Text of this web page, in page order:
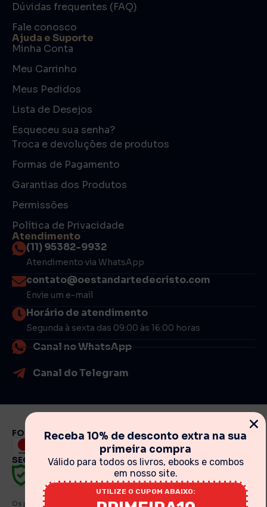
Dúvidas frequentes (FAQ)
Fale conosco
Ajuda e Suporte
Minha Conta
Meu Carrinho
Meus Pedidos
Lista de Desejos
Esqueceu sua senha?
Troca e devoluções de produtos
Formas de Pagamento
Garantias dos Produtos
Permissões
Política de Privacidade
Atendimento
(11) 95382-9932
Atendimento via WhatsApp
contato@oestandartedecristo.com
Envie um e-mail
Horário de atendimento
Segunda à sexta das 09:00 às 16:00 horas
Canal no WhatsApp
Canal do Telegram
FORMAS DE PAGAMENTO
SEGURANÇA
Os preços, promoções, condições de pagamento, frete e produtos
Receba 10% de desconto extra na sua
primeira compra
Válido para todos os livros, ebooks e combos
em nosso site.
UTILIZE O CUPOM ABAIXO: